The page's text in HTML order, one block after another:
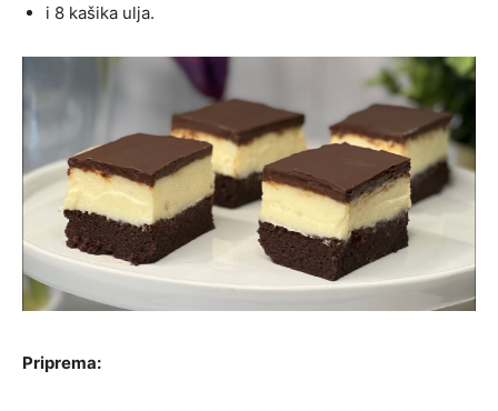
i 8 kašika ulja.
Priprema: